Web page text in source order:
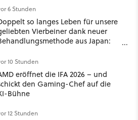
6 Stunden
so langes Leben für unsere
Vierbeiner dank neuer
aus Japan:
zeigt, dass es nicht so
ist
10 Stunden
eröffnet die IFA 2026 – und
den Gaming-Chef auf die
Bühne
12 Stunden